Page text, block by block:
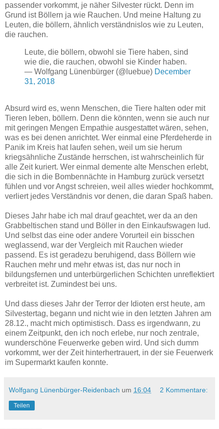
passender vorkommt, je näher Silvester rückt. Denn im
Grund ist Böllern ja wie Rauchen. Und meine Haltung zu
Leuten, die böllern, ähnlich verständnislos wie zu Leuten,
die rauchen.
Leute, die böllern, obwohl sie Tiere haben, sind
wie die, die rauchen, obwohl sie Kinder haben.
— Wolfgang Lünenbürger (@luebue) December
31, 2018
Absurd wird es, wenn Menschen, die Tiere halten oder mit
Tieren leben, böllern. Denn die könnten, wenn sie auch nur
mit geringen Mengen Empathie ausgestattet wären, sehen,
was es bei denen anrichtet. Wer einmal eine Pferdeherde in
Panik im Kreis hat laufen sehen, weil um sie herum
kriegsähnliche Zustände herrschen, ist wahrscheinlich für
alle Zeit kuriert. Wer einmal demente alte Menschen erlebt,
die sich in die Bombennächte in Hamburg zurück versetzt
fühlen und vor Angst schreien, weil alles wieder hochkommt,
verliert jedes Verständnis vor denen, die daran Spaß haben.
Dieses Jahr habe ich mal drauf geachtet, wer da an den
Grabbeltischen stand und Böller in den Einkaufswagen lud.
Und selbst das eine oder andere Vorurteil ein bisschen
weglassend, war der Vergleich mit Rauchen wieder
passend. Es ist geradezu beruhigend, dass Böllern wie
Rauchen mehr und mehr etwas ist, das nur noch in
bildungsfernen und unterbürgerlichen Schichten unreflektiert
verbreitet ist. Zumindest bei uns.
Und dass dieses Jahr der Terror der Idioten erst heute, am
Silvestertag, begann und nicht wie in den letzten Jahren am
28.12., macht mich optimistisch. Dass es irgendwann, zu
einem Zeitpunkt, den ich noch erlebe, nur noch zentrale,
wunderschöne Feuerwerke geben wird. Und sich dumm
vorkommt, wer der Zeit hinterhertrauert, in der sie Feuerwerk
im Supermarkt kaufen konnte.
Wolfgang Lünenbürger-Reidenbach um 16:04 2 Kommentare:
Teilen